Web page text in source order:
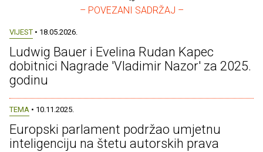
– POVEZANI SADRŽAJ –
VIJEST • 18.05.2026.
Ludwig Bauer i Evelina Rudan Kapec
dobitnici Nagrade 'Vladimir Nazor' za 2025.
godinu
TEMA • 10.11.2025.
Europski parlament podržao umjetnu
inteligenciju na štetu autorskih prava